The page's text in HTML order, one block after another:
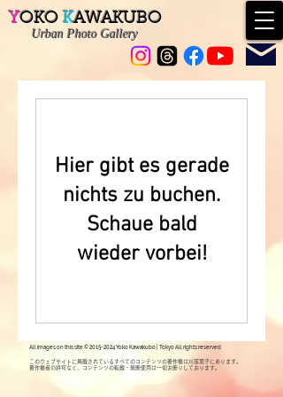
YOKO KAWAKUBO
UrbanPhoto Gallery
Hier gibt es gerade
nichts zu buchen.
Schaue bald
wieder vorbei!
All images on this site © 2015-2024Yoko Kawakubo | Tokyo All rights reserved
このウェブサイトに掲載されているすべてのコンテンツの著作権は川窪葉子にあります。
著作権者の許可なく、コンテンツの転載・無断使用は一切お断りしております。